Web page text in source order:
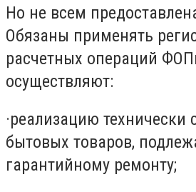
Но не всем
Обязаны применять
расчетных операций
осуществляют:
·реализацию технически
бытовых товаров,
гарантийному ремонту;